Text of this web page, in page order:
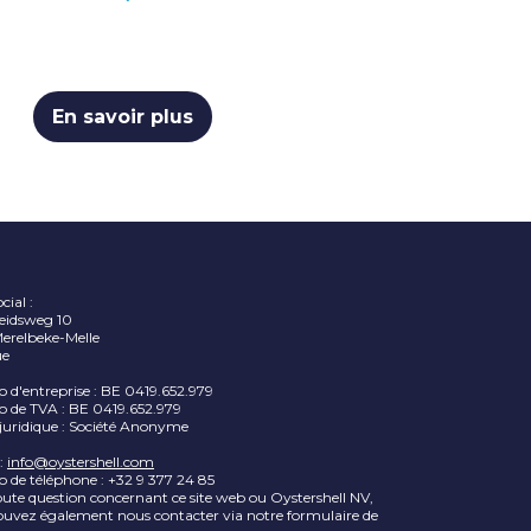
En savoir plus
:
10
Melle
d'entreprise : BE 0419.652.979
de TVA : BE 0419.652.979
: Société Anonyme
info@oystershell.com
de téléphone : +32 9 377 24 85
question concernant ce site web ou Oystershell NV,
également nous contacter via notre formulaire de